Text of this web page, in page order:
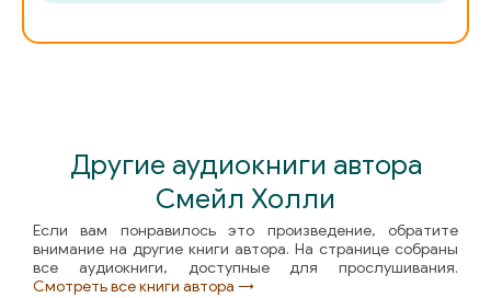
55
57
Другие аудиокниги автора
Смейл Холли
Если вам понравилось это произведение, обратите
внимание на другие книги автора. На странице собраны
все аудиокниги, доступные для прослушивания.
Смотреть все книги автора →